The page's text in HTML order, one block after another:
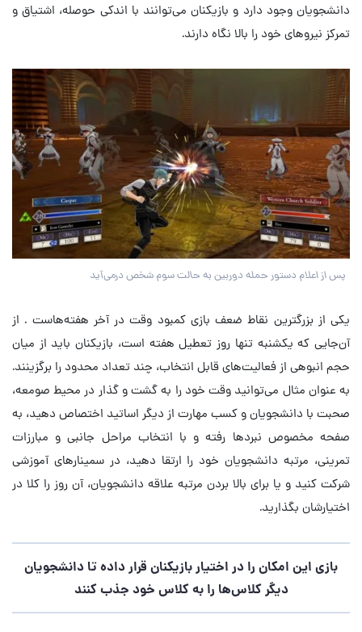
دانشجویان وجود دارد و بازیکنان می‌توانند با اندکی حوصله، اشتیاق و
تمرکز نیروهای خود را بالا نگاه دارند.
پس از اعلام دستور حمله دوربین به حالت سوم شخص درمی‌آید
یکی از بزرگترین نقاط ضعف بازی کمبود وقت در آخر هفته‌هاست . از
آن‌جایی که یکشنبه تنها روز تعطیل هفته است، بازیکنان باید از میان
حجم انبوهی از فعالیت‌های قابل انتخاب، چند تعداد محدود را برگزینند.
به عنوان مثال می‌توانید وقت خود را به گشت و گذار در محیط صومعه،
صحبت با دانشجویان و کسب مهارت از دیگر اساتید اختصاص دهید، به
صفحه مخصوص نبردها رفته و با انتخاب مراحل جانبی و مبارزات
تمرینی، مرتبه دانشجویان خود را ارتقا دهید، در سمینارهای آموزشی
شرکت کنید و یا برای بالا بردن مرتبه علاقه دانشجویان، آن روز را کلا در
اختیارشان بگذارید.
بازی این امکان را در اختیار بازیکنان قرار داده تا دانشجویان
دیگر کلاس‌ها را به کلاس خود جذب کنند